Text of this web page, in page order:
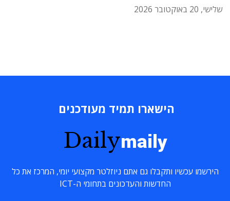
שלישי, 20 באוקטובר 2026
הישארו תמיד מעודכנים
Dailymaily
הירשמו עכשיו ותקבלו גם אתם ניוזלטר מקצועי יומי, המרכז את כל
החדשות והעדכונים בתחומי ה-ICT